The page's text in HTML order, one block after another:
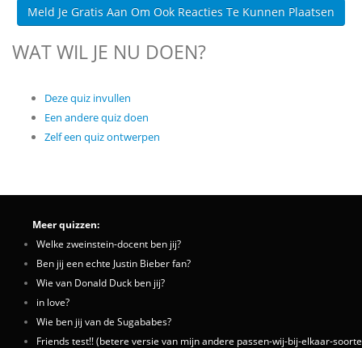
Meld Je Gratis Aan Om Ook Reacties Te Kunnen Plaatsen
WAT WIL JE NU DOEN?
Deze quiz invullen
Een andere quiz doen
Zelf een quiz ontwerpen
Meer quizzen:
Welke zweinstein-docent ben jij?
Ben jij een echte Justin Bieber fan?
Wie van Donald Duck ben jij?
in love?
Wie ben jij van de Sugababes?
Friends test!! (betere versie van mijn andere passen-wij-bij-elkaar-